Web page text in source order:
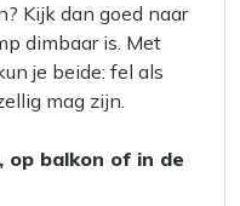
Kijk dan goed naar
dimbaar is. Met
je beide: fel als
mag zijn.
op balkon of in de